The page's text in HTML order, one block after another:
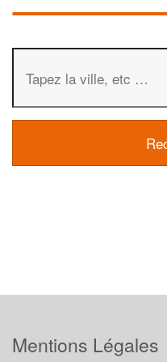
Mentions Légales